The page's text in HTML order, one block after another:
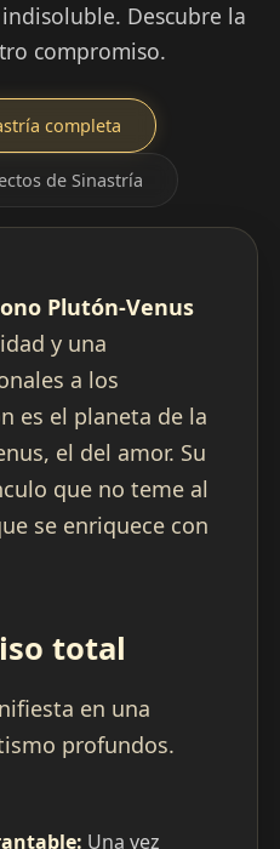
Descubre la
compromiso.
completa
de Sinastría
Plutón-Venus
y una
a los
es el planeta de la
el del amor. Su
que no teme al
se enriquece con
total
en una
profundos.
Una vez